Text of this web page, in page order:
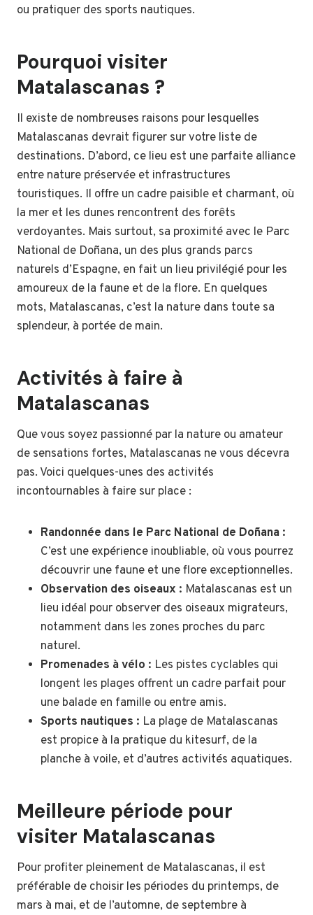
ou pratiquer des sports nautiques.
Pourquoi visiter
Matalascanas ?
Il existe de nombreuses raisons pour lesquelles
Matalascanas devrait figurer sur votre liste de
destinations. D’abord, ce lieu est une parfaite alliance
entre nature préservée et infrastructures
touristiques. Il offre un cadre paisible et charmant, où
la mer et les dunes rencontrent des forêts
verdoyantes. Mais surtout, sa proximité avec le Parc
National de Doñana, un des plus grands parcs
naturels d’Espagne, en fait un lieu privilégié pour les
amoureux de la faune et de la flore. En quelques
mots, Matalascanas, c’est la nature dans toute sa
splendeur, à portée de main.
Activités à faire à
Matalascanas
Que vous soyez passionné par la nature ou amateur
de sensations fortes, Matalascanas ne vous décevra
pas. Voici quelques-unes des activités
incontournables à faire sur place :
Randonnée dans le Parc National de Doñana :
C’est une expérience inoubliable, où vous pourrez
découvrir une faune et une flore exceptionnelles.
Observation des oiseaux : Matalascanas est un
lieu idéal pour observer des oiseaux migrateurs,
notamment dans les zones proches du parc
naturel.
Promenades à vélo : Les pistes cyclables qui
longent les plages offrent un cadre parfait pour
une balade en famille ou entre amis.
Sports nautiques : La plage de Matalascanas
est propice à la pratique du kitesurf, de la
planche à voile, et d’autres activités aquatiques.
Meilleure période pour
visiter Matalascanas
Pour profiter pleinement de Matalascanas, il est
préférable de choisir les périodes du printemps, de
mars à mai, et de l’automne, de septembre à